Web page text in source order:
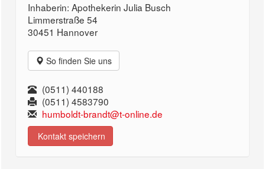
Inhaberin: Apothekerin Julia Busch
Limmerstraße 54
30451 Hannover
So finden Sie uns
(0511) 440188
(0511) 4583790
humboldt-brandt@t-online.de
Kontakt speichern